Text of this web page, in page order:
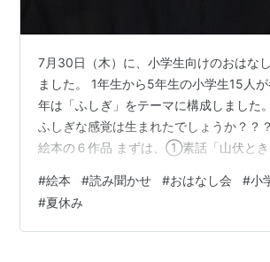
7月30日（木）に、小学生向けのおはな
ました。 1年生から5年生の小学生15人
年は「ふしぎ」をテーマに構成しました
ふしぎな感覚は生まれたでしょうか？？
絵本の６作品 まずは、①素話「山伏と
狐を驚かせた山伏が、狐の仕返しに合う
出てくると、子どもたちはちょっと怖そ
いました。「肥溜め」が出てくるのだけ
#絵本 #読み聞かせ #おはなし会 #小
#夏休み